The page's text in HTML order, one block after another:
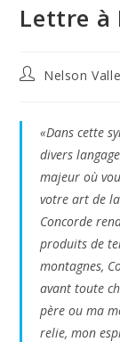
Lettre à
Autor
entrada:
Nelson
«Dans cette
divers
majeur où
votre art de
Concorde
produits de
montagnes,
avant toute
père ou ma
relie, mon